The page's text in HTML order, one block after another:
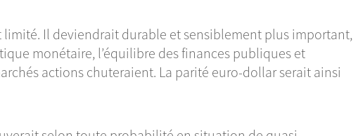
Il deviendrait durable et sensiblement plus important,
monétaire, l’équilibre des finances publiques et
actions chuteraient. La parité euro-dollar serait ainsi